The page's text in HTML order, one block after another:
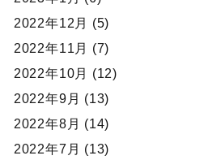
2022年12月 (5)
2022年11月 (7)
2022年10月 (12)
2022年9月 (13)
2022年8月 (14)
2022年7月 (13)